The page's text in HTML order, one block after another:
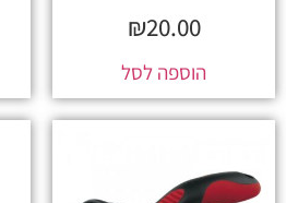
₪20.00
הוספה לסל